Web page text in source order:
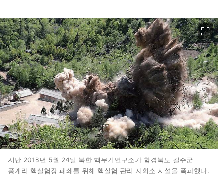
지난 2018년 5월 24일 북한 핵무기연구소가 함경북도 길주군
풍계리 핵실험장 폐쇄를 위해 핵실험 관리 지휘소 시설을 폭파했다.